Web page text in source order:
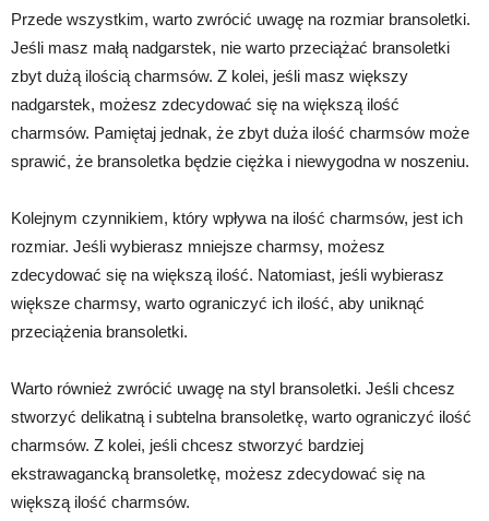
Przede wszystkim, warto zwrócić uwagę na rozmiar bransoletki.
Jeśli masz małą nadgarstek, nie warto przeciążać bransoletki
zbyt dużą ilością charmsów. Z kolei, jeśli masz większy
nadgarstek, możesz zdecydować się na większą ilość
charmsów. Pamiętaj jednak, że zbyt duża ilość charmsów może
sprawić, że bransoletka będzie ciężka i niewygodna w noszeniu.
Kolejnym czynnikiem, który wpływa na ilość charmsów, jest ich
rozmiar. Jeśli wybierasz mniejsze charmsy, możesz
zdecydować się na większą ilość. Natomiast, jeśli wybierasz
większe charmsy, warto ograniczyć ich ilość, aby uniknąć
przeciążenia bransoletki.
Warto również zwrócić uwagę na styl bransoletki. Jeśli chcesz
stworzyć delikatną i subtelna bransoletkę, warto ograniczyć ilość
charmsów. Z kolei, jeśli chcesz stworzyć bardziej
ekstrawagancką bransoletkę, możesz zdecydować się na
większą ilość charmsów.